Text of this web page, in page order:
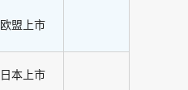
欧盟上市
日本上市